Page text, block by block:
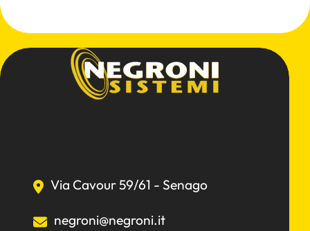
Via Cavour 59/61 - Senago
negroni@negroni.it